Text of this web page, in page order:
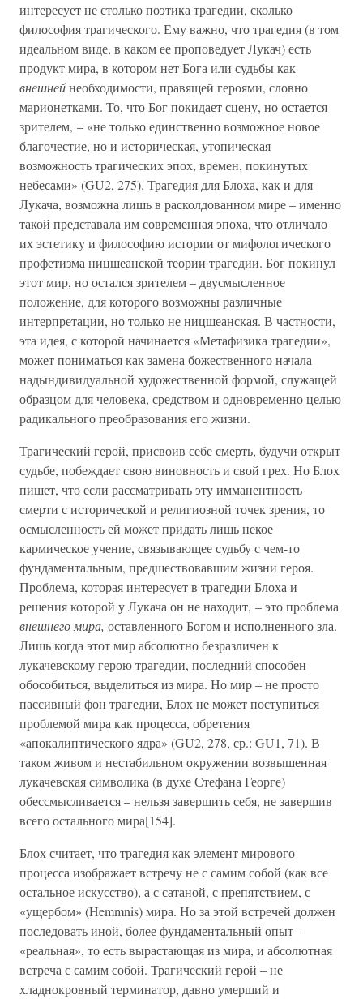
интересует не столько поэтика трагедии, сколько
философия трагического. Ему важно, что трагедия (в том
идеальном виде, в каком ее проповедует Лукач) есть
продукт мира, в котором нет Бога или судьбы как
внешнейнеобходимости, правящей героями, словно
марионетками. То, что Бог покидает сцену, но остается
зрителем, – «не только единственно возможное новое
благочестие, но и историческая, утопическая
возможность трагических эпох, времен, покинутых
небесами» (GU2, 275). Трагедия для Блоха, как и для
Лукача, возможна лишь в расколдованном мире – именно
такой представала им современная эпоха, что отличало
их эстетику и философию истории от мифологического
профетизма ницшеанской теории трагедии. Бог покинул
этот мир, но остался зрителем – двусмысленное
положение, для которого возможны различные
интерпретации, но только не ницшеанская. В частности,
эта идея, с которой начинается «Метафизика трагедии»,
может пониматься как замена божественного начала
надындивидуальной художественной формой, служащей
образцом для человека, средством и одновременно целью
радикального преобразования его жизни.
Трагический герой, присвоив себе смерть, будучи открыт
судьбе, побеждает свою виновность и свой грех. Но Блох
пишет, что если рассматривать эту имманентность
смерти с исторической и религиозной точек зрения, то
осмысленность ей может придать лишь некое
кармическое учение, связывающее судьбу с чем-то
фундаментальным, предшествовавшим жизни героя.
Проблема, которая интересует в трагедии Блоха и
решения которой у Лукача он не находит, – это проблема
внешнего мира, оставленного Богом и исполненного зла.
Лишь когда этот мир абсолютно безразличен к
лукачевскому герою трагедии, последний способен
обособиться, выделиться из мира. Но мир – не просто
пассивный фон трагедии, Блох не может поступиться
проблемой мира как процесса, обретения
«апокалиптического ядра» (GU2, 278, ср.: GU1, 71). В
таком живом и нестабильном окружении возвышенная
лукачевская символика (в духе Стефана Георге)
обессмысливается – нельзя завершить себя, не завершив
всего остального мира[154].
Блох считает, что трагедия как элемент мирового
процесса изображает встречу не с самим собой (как все
остальное искусство), а с сатаной, с препятствием, с
«ущербом» (Hemmnis) мира. Но за этой встречей должен
последовать иной, более фундаментальный опыт –
«реальная», то есть вырастающая из мира, и абсолютная
встреча с самим собой. Трагический герой – не
хладнокровный терминатор, давно умерший и